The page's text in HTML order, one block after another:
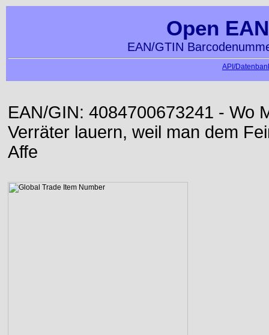
Open
EAN/GTIN
API/
EAN/GIN: 4084700673241 - Wo
Verräter lauern, weil man dem
Affe